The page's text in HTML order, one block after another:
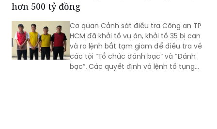
hơn 500 tỷ đồng
Cơ quan Cảnh sát điều tra Công an TP
HCM đã khởi tố vụ án, khởi tố 35 bị can
và ra lệnh bắt tạm giam để điều tra về
các tội “Tổ chức đánh bạc” và “Đánh
bạc”. Các quyết định và lệnh tố tụng